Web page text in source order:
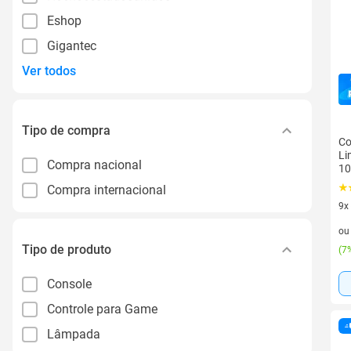
Eshop
Gigantec
Ver todos
Tipo de compra
Compra nacional
Compra internacional
Tipo de produto
Console
Controle para Game
Lâmpada
9x
9
ou
(